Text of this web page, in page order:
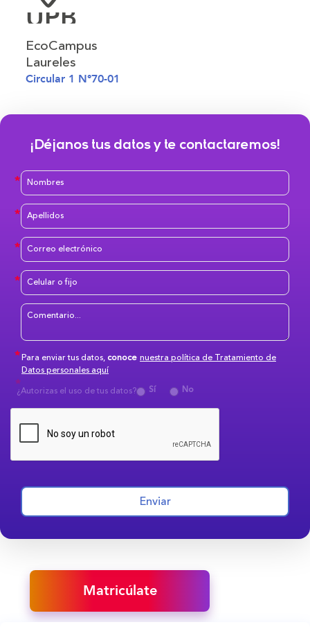
UPB
EcoCampus
Laureles
Circular 1 N°70-01
¡Déjanos tus datos y te contactaremos!
Para enviar tus datos,conoce nuestra política de Tratamiento de
Datos personales aquí
¿Autorizas el uso de tus datos?
Sí No
Enviar
Matricúlate